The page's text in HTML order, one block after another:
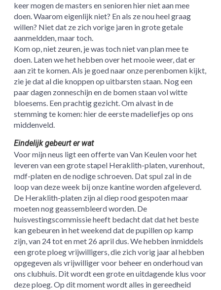
keer mogen de masters en senioren hier niet aan mee
doen. Waarom eigenlijk niet? En als ze nou heel graag
willen? Niet dat ze zich vorige jaren in grote getale
aanmeldden, maar toch.
Kom op, niet zeuren, je was toch niet van plan mee te
doen. Laten we het hebben over het mooie weer, dat er
aan zit te komen. Als je goed naar onze perenbomen kijkt,
zie je dat al die knoppen op uitbarsten staan. Nog een
paar dagen zonneschijn en de bomen staan vol witte
bloesems. Een prachtig gezicht. Om alvast in de
stemming te komen: hier de eerste madeliefjes op ons
middenveld.
Eindelijk gebeurt er wat
Voor mijn neus ligt een offerte van Van Keulen voor het
leveren van een grote stapel Heraklith-platen, vurenhout,
mdf-platen en de nodige schroeven. Dat spul zal in de
loop van deze week bij onze kantine worden afgeleverd.
De Heraklith-platen zijn al diep rood gespoten maar
moeten nog geassembleerd worden. De
huisvestingscommissie heeft bedacht dat dat het beste
kan gebeuren in het weekend dat de pupillen op kamp
zijn, van 24 tot en met 26 april dus. We hebben inmiddels
een grote ploeg vrijwilligers, die zich vorig jaar al hebben
opgegeven als vrijwilliger voor beheer en onderhoud van
ons clubhuis. Dit wordt een grote en uitdagende klus voor
deze ploeg. Op dit moment wordt alles in gereedheid